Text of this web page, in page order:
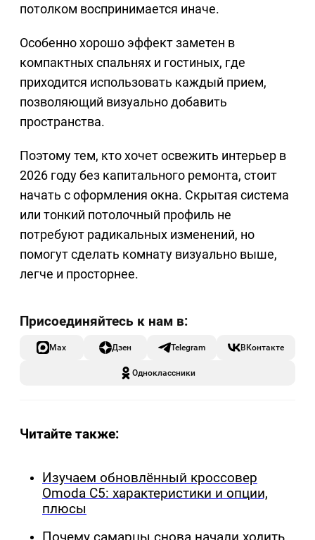
потолком воспринимается иначе.
Особенно хорошо эффект заметен в
компактных спальнях и гостиных, где
приходится использовать каждый прием,
позволяющий визуально добавить
пространства.
Поэтому тем, кто хочет освежить интерьер в
2026 году без капитального ремонта, стоит
начать с оформления окна. Скрытая система
или тонкий потолочный профиль не
потребуют радикальных изменений, но
помогут сделать комнату визуально выше,
легче и просторнее.
Max Дзен Telegram ВКонтакте
Одноклассники
Читайте также:
Изучаем обновлённый кроссовер
Omoda C5: характеристики и опции,
плюсы